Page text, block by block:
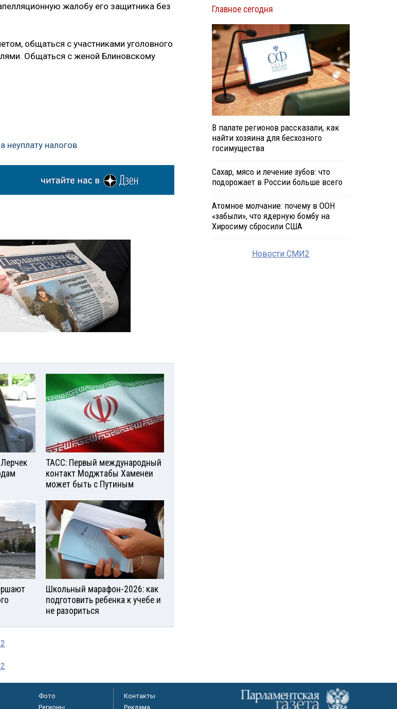
жалобу его защитника без
общаться с участниками уголовного
Общаться с женой Блиновскому
неуплату налогов
ТАСС: Первый международный
контакт Моджтабы Хаменеи
может быть с Путиным
Школьный марафон-2026: как
подготовить ребенка к учебе и
не разориться
Главное сегодня
В палате регионов рассказали, как
найти хозяина для бесхозного
госимущества
Сахар, мясо и лечение зубов: что
подорожает в России больше всего
Атомное молчание: почему в ООН
«забыли», что ядерную бомбу на
Хиросиму сбросили США
Новости СМИ2
Фото
Регионы
Контакты
Реклама